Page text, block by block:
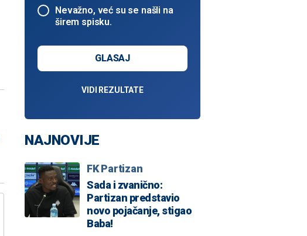
Nevažno, već su se našli na
širem spisku.
GLASAJ
VIDI REZULTATE
NAJNOVIJE
FK Partizan
Sada i zvanično:
Partizan predstavio
novo pojačanje, stigao
Baba!